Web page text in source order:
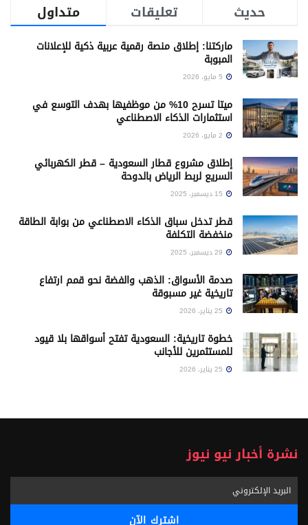
متداول
تعليقات حديث
ماركتنا: إطلاق منصة رقمية عربية ذكية للإعلانات
المبوبة
ميتا تسرح 10% من موظفيها بهدف التوسع في
استثمارات الذكاء الاصطناعي
إطلاق مشروع قطار السعودية – قطر الكهربائي
السريع لربط الرياض بالدوحة
قطر تدخل سباق الذكاء الاصطناعي من بوابة الطاقة
منخفضة التكلفة
صدمة الأسواق: الذهب والفضة نحو قمم ارتفاع
تاريخية غير مسبوقة
خطوة تاريخية: السعودية تفتح أسواقها بلا قيود
للمستثمرين للأجانب
نشرة أخبار نيو نيوز